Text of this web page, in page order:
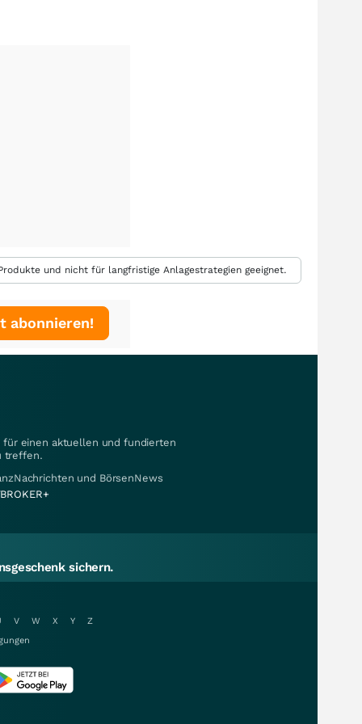
und nicht für langfristige Anlagestrategien geeignet.
abonnieren!
für einen aktuellen und fundierten
treffen.
und BörsenNews
sichern.
V W X Y
Z